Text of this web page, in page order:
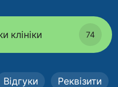
клініки 74
Відгуки Реквізити